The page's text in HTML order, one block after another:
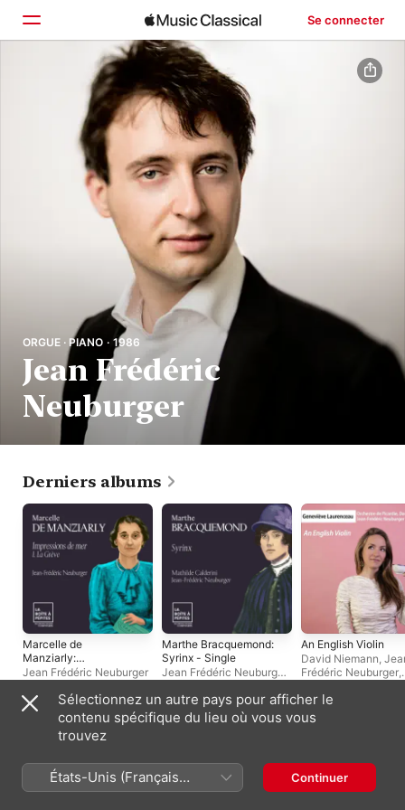
Se connecter
Accueil
Parcourir
Rechercher
ORGUE · PIANO · 1986
Jean Frédéric
Neuburger
Derniers albums
Marcelle de
Manziarly:
Impressions de mer: I.
Jean Frédéric Neuburger
Marthe Bracquemond:
Syrinx - Single
Jean Frédéric Neuburger
An English Violin
David Niemann,
Frédéric Neuburger,
Orchestre de
Albums live
Sélectionnez un autre pays pour afficher le
contenu spécifique du lieu où vous vous
trouvez
États-Unis (Français
France)
Continuer